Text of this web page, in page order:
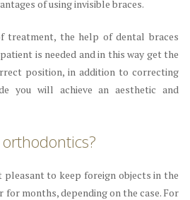
of using invisible braces.
treatment, the help of dental braces
is needed and in this way get the
position, in addition to correcting
you will achieve an aesthetic and
to keep foreign objects in the
months, depending on the case. For